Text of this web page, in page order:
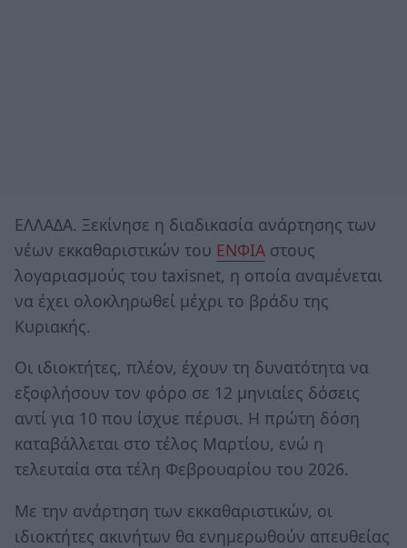
ΕΛΛΑΔΑ. Ξεκίνησε η διαδικασία ανάρτησης των
νέων εκκαθαριστικών του ΕΝΦΙΑ στους
λογαριασμούς του taxisnet, η οποία αναμένεται
να έχει ολοκληρωθεί μέχρι το βράδυ της
Κυριακής.
Οι ιδιοκτήτες, πλέον, έχουν τη δυνατότητα να
εξοφλήσουν τον φόρο σε 12 μηνιαίες δόσεις
αντί για 10 που ίσχυε πέρυσι. Η πρώτη δόση
καταβάλλεται στο τέλος Μαρτίου, ενώ η
τελευταία στα τέλη Φεβρουαρίου του 2026.
Με την ανάρτηση των εκκαθαριστικών, οι
ιδιοκτήτες ακινήτων θα ενημερωθούν απευθείας